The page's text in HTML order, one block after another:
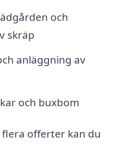
och
skräp
anläggning av
och buxbom
offerter kan du